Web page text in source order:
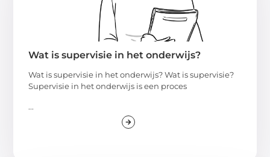
Wat is supervisie in het onderwijs?
Wat is supervisie in het onderwijs? Wat is supervisie?
Supervisie in het onderwijs is een proces
...